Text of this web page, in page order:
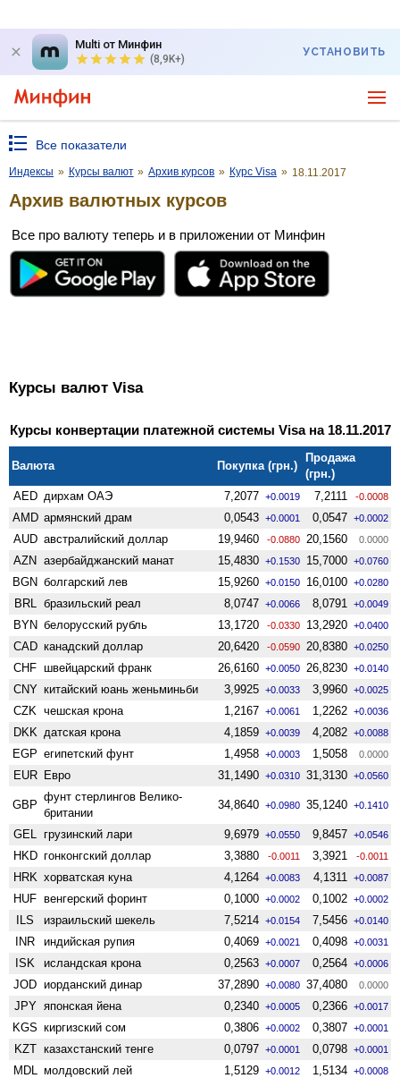
Multi от Минфин
(8,9K+)
УСТАНОВИТЬ
Все показатели
Индексы » Курсы валют » Архив курсов » Курс Visa » 18.11.2017
Архив валютных курсов
Все про валюту теперь и в приложении от Минфин
Курсы валют Visa
Курсы конвертации платежной системы Visa на 18.11.2017
Валюта Покупка (грн.)
Продажа
(грн.)
AED дирхам ОАЭ 7,2077 +0.0019 7,2111 -0.0008
AMD армянский драм 0,0543 +0.0001 0,0547 +0.0002
AUD австралийский доллар 19,9460 -0.0880 20,1560 0.0000
AZN азербайджанский манат 15,4830 +0.1530 15,7000 +0.0760
BGN болгарский лев 15,9260 +0.0150 16,0100 +0.0280
BRL бразильский реал 8,0747 +0.0066 8,0791 +0.0049
BYN белорусский рубль 13,1720 -0.0330 13,2920 +0.0400
CAD канадский доллар 20,6420 -0.0590 20,8380 +0.0250
CHF швейцарский франк 26,6160 +0.0050 26,8230 +0.0140
CNY китайский юань женьминьби 3,9925 +0.0033 3,9960 +0.0025
CZK чешская крона 1,2167 +0.0061 1,2262 +0.0036
DKK датская крона 4,1859 +0.0039 4,2082 +0.0088
EGP египетский фунт 1,4958 +0.0003 1,5058 0.0000
EUR Евро 31,1490 +0.0310 31,3130 +0.0560
GBP
фунт стерлингов Велико­
британии
34,8640 +0.0980 35,1240 +0.1410
GEL грузинский лари 9,6979 +0.0550 9,8457 +0.0546
HKD гонконгский доллар 3,3880 -0.0011 3,3921 -0.0011
HRK хорватская куна 4,1264 +0.0083 4,1311 +0.0087
HUF венгерский форинт 0,1000 +0.0002 0,1002 +0.0002
ILS израильский шекель 7,5214 +0.0154 7,5456 +0.0140
INR индийская рупия 0,4069 +0.0021 0,4098 +0.0031
ISK исландская крона 0,2563 +0.0007 0,2564 +0.0006
JOD иорданский динар 37,2890 +0.0080 37,4080 0.0000
JPY японская йена 0,2340 +0.0005 0,2366 +0.0017
KGS киргизский сом 0,3806 +0.0002 0,3807 +0.0001
KZT казахстанский тенге 0,0797 +0.0001 0,0798 +0.0001
MDL молдовский лей 1,5129 +0.0012 1,5134 +0.0008